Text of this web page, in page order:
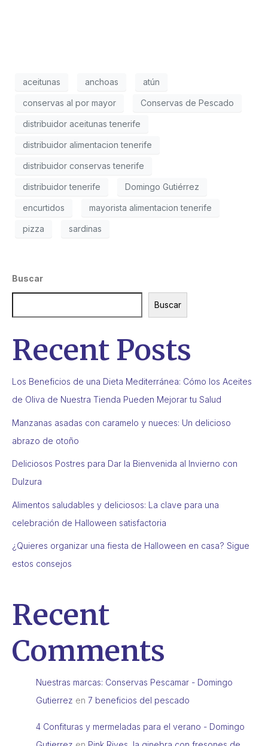
aceitunas anchoas atún
conservas al por mayor Conservas de Pescado
distribuidor aceitunas tenerife
distribuidor alimentacion tenerife
distribuidor conservas tenerife
distribuidor tenerife Domingo Gutiérrez
encurtidos mayorista alimentacion tenerife
pizza sardinas
Buscar
Buscar
Recent Posts
Los Beneficios de una Dieta Mediterránea: Cómo los Aceites
de Oliva de Nuestra Tienda Pueden Mejorar tu Salud
Manzanas asadas con caramelo y nueces: Un delicioso
abrazo de otoño
Deliciosos Postres para Dar la Bienvenida al Invierno con
Dulzura
Alimentos saludables y deliciosos: La clave para una
celebración de Halloween satisfactoria
¿Quieres organizar una fiesta de Halloween en casa? Sigue
estos consejos
Recent
Comments
Nuestras marcas: Conservas Pescamar - Domingo
Gutierrez en 7 beneficios del pescado
4 Confituras y mermeladas para el verano - Domingo